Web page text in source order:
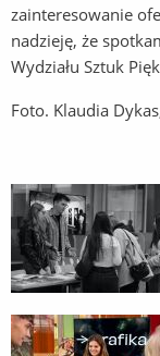
zainteresowanie
nadzieję, że
Wydziału Sztuk
Foto. Klaudia